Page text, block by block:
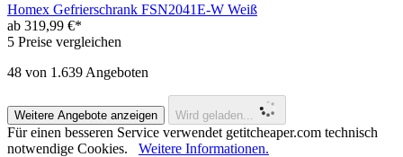
Homex Gefrierschrank FSN2041E-W Weiß
ab 319,99 €*
5 Preise vergleichen
48 von 1.639 Angeboten
Weitere Angebote anzeigen Wird geladen...
Für einen besseren Service verwendet getitcheaper.com technisch
notwendige Cookies.
Weitere Informationen.